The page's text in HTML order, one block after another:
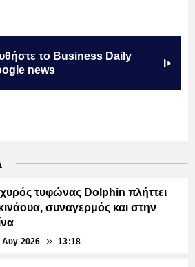
το Business Daily
news
τυφώνας Dolphin πλήττει
συναγερμός και στην
Αυγ 2026 13:18